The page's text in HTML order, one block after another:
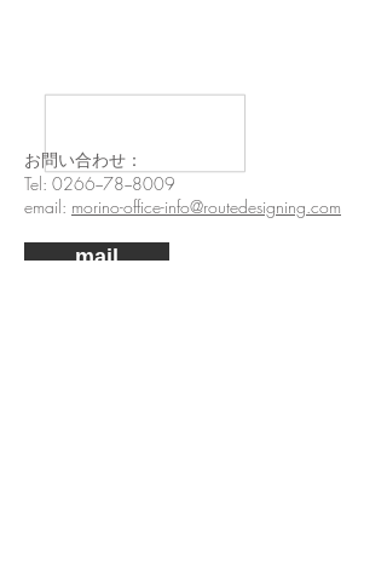
お問い合わせ：
Tel: 0266−78−8009
email: morino-office-info@routedesigning.com
mail